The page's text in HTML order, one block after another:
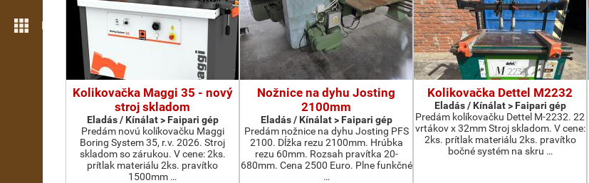
Még több funkció
Kolikovačka Maggi 35 - nový
stroj skladom
Eladás / Kínálat > Faipari gép
Predám novú kolíkovačku Maggi
Boring System 35, r.v. 2026. Stroj
skladom so zárukou. V cene: 2ks.
prítlak materiálu 2ks. pravítko
1500mm …
Nožnice na dyhu Josting
2100mm
Eladás / Kínálat > Faipari gép
Predám nožnice na dyhu Josting PFS
2100. Dĺžka rezu 2100mm. Hrúbka
rezu 60mm. Rozsah pravítka 20-
680mm. Cena 2500 Euro. Plne funkčné
…
Kolikovačka Dettel M2232
Eladás / Kínálat > Faipari gép
Predám kolíkovačku Dettel M-2232. 22
vrtákov x 32mm Stroj skladom. V cene:
2ks. prítlak materiálu 2ks. pravítko
bočné systém na skru …